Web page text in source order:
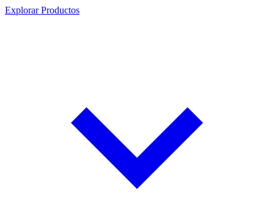
Explorar Productos